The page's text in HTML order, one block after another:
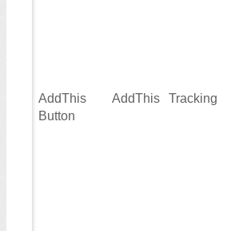
AddThis
Button
AddThis Tracking